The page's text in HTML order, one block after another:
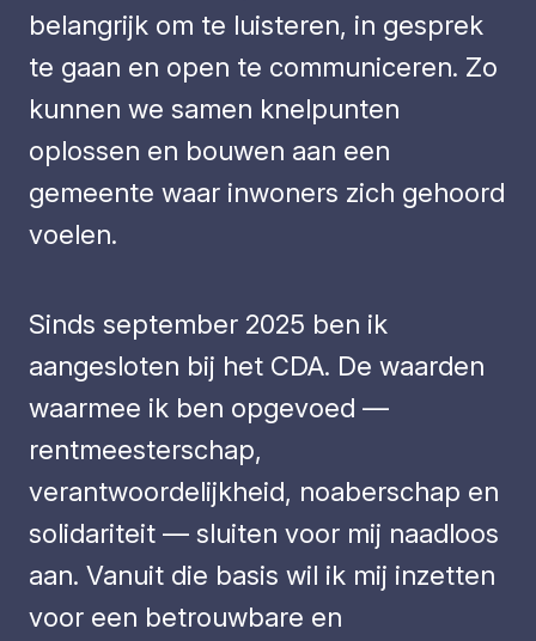
belangrijk om te luisteren, in gesprek
te gaan en open te communiceren. Zo
kunnen we samen knelpunten
oplossen en bouwen aan een
gemeente waar inwoners zich gehoord
voelen.
Sinds september 2025 ben ik
aangesloten bij het CDA. De waarden
waarmee ik ben opgevoed —
rentmeesterschap,
verantwoordelijkheid, noaberschap en
solidariteit — sluiten voor mij naadloos
aan. Vanuit die basis wil ik mij inzetten
voor een betrouwbare en